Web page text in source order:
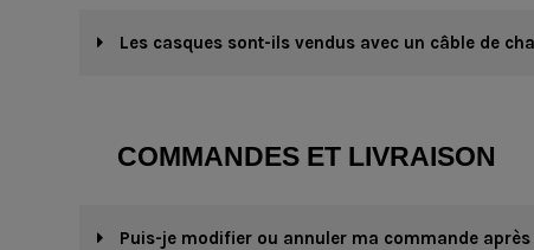
Les casques sont-ils vendus avec un câble de
COMMANDES ET LIVRAISON
Puis-je modifier ou annuler ma commande